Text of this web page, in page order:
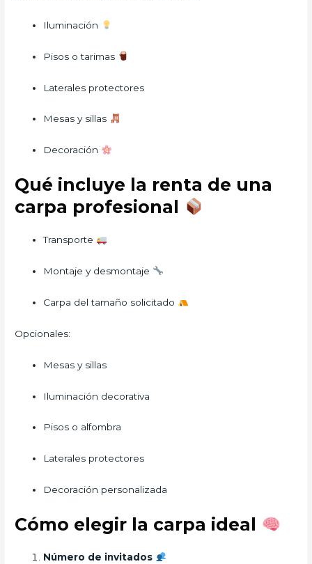
Iluminación
Pisos o tarimas
Laterales protectores
Mesas y sillas
Decoración
Qué incluye la renta de una
carpa profesional
Transporte
Montaje y desmontaje
Carpa del tamaño solicitado
Opcionales:
Mesas y sillas
Iluminación decorativa
Pisos o alfombra
Laterales protectores
Decoración personalizada
Cómo elegir la carpa ideal
Número de invitados